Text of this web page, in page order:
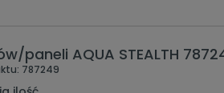
paneli AQUA STEALTH
787249